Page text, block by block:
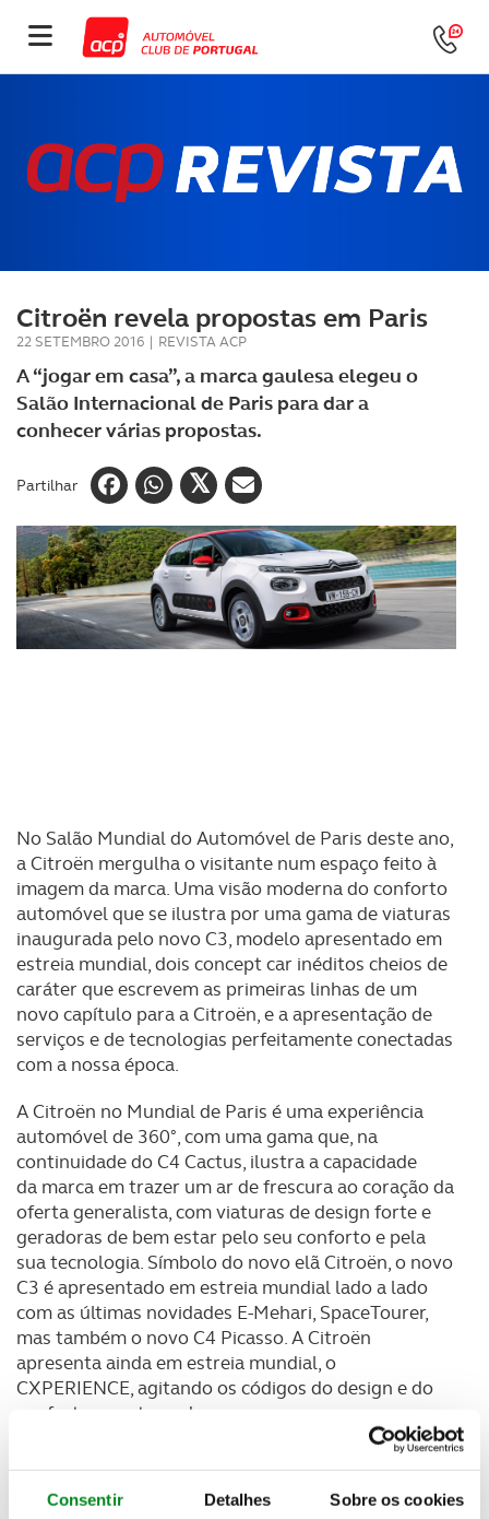
Consentir Detalhes Sobre os cookies
Citroën revela propostas em Paris
22 SETEMBRO 2016 | REVISTA ACP
A “jogar em casa”, a marca gaulesa elegeu o
Salão Internacional de Paris para dar a
conhecer várias propostas.
Partilhar
No Salão Mundial do Automóvel de Paris deste ano,
a Citroën mergulha o visitante num espaço feito à
imagem da marca. Uma visão moderna do conforto
automóvel que se ilustra por uma gama de viaturas
inaugurada pelo novo C3, modelo apresentado em
estreia mundial, dois concept car inéditos cheios de
caráter que escrevem as primeiras linhas de um
novo capítulo para a Citroën, e a apresentação de
serviços e de tecnologias perfeitamente conectadas
com a nossa época.
A Citroën no Mundial de Paris é uma experiência
automóvel de 360°, com uma gama que, na
continuidade do C4 Cactus, ilustra a capacidade
da marca em trazer um ar de frescura ao coração da
oferta generalista, com viaturas de design forte e
geradoras de bem estar pelo seu conforto e pela
sua tecnologia. Símbolo do novo elã Citroën, o novo
C3 é apresentado em estreia mundial lado a lado
com as últimas novidades E-Mehari, SpaceTourer,
mas também o novo C4 Picasso. A Citroën
apresenta ainda em estreia mundial, o
CXPERIENCE, agitando os códigos do design e do
conforto num topo de gama.